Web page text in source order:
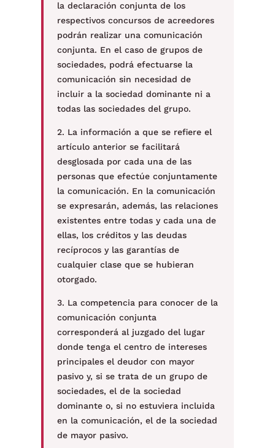
la declaración conjunta de los
respectivos concursos de acreedores
podrán realizar una comunicación
conjunta. En el caso de grupos de
sociedades, podrá efectuarse la
comunicación sin necesidad de
incluir a la sociedad dominante ni a
todas las sociedades del grupo.
2. La información a que se refiere el
artículo anterior se facilitará
desglosada por cada una de las
personas que efectúe conjuntamente
la comunicación. En la comunicación
se expresarán, además, las relaciones
existentes entre todas y cada una de
ellas, los créditos y las deudas
recíprocos y las garantías de
cualquier clase que se hubieran
otorgado.
3. La competencia para conocer de la
comunicación conjunta
corresponderá al juzgado del lugar
donde tenga el centro de intereses
principales el deudor con mayor
pasivo y, si se trata de un grupo de
sociedades, el de la sociedad
dominante o, si no estuviera incluida
en la comunicación, el de la sociedad
de mayor pasivo.